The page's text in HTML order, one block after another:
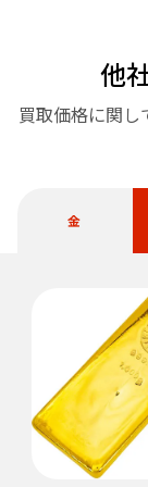
他
買取価格に関し
金